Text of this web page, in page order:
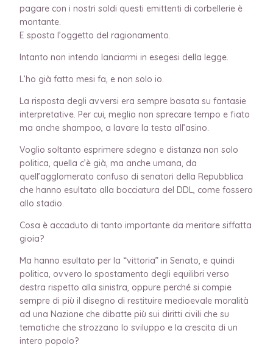
pagare con i nostri soldi questi emittenti di corbellerie è
montante.
E sposta l’oggetto del ragionamento.
Intanto non intendo lanciarmi in esegesi della legge.
L’ho già fatto mesi fa, e non solo io.
La risposta degli avversi era sempre basata su fantasie
interpretative. Per cui, meglio non sprecare tempo e fiato
ma anche shampoo, a lavare la testa all’asino.
Voglio soltanto esprimere sdegno e distanza non solo
politica, quella c’è già, ma anche umana, da
quell’agglomerato confuso di senatori della Repubblica
che hanno esultato alla bocciatura del DDL, come fossero
allo stadio.
Cosa è accaduto di tanto importante da meritare siffatta
gioia?
Ma hanno esultato per la “vittoria” in Senato, e quindi
politica, ovvero lo spostamento degli equilibri verso
destra rispetto alla sinistra, oppure perché si compie
sempre di più il disegno di restituire medioevale moralità
ad una Nazione che dibatte più sui diritti civili che su
tematiche che strozzano lo sviluppo e la crescita di un
intero popolo?